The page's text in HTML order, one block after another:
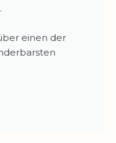
einen der